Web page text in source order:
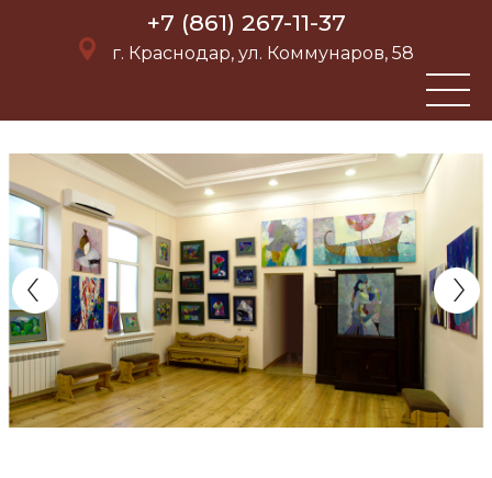
+7 (861) 267-11-37
г. Краснодар, ул. Коммунаров, 58